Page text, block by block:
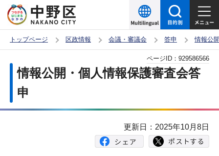
の
ー
トップページ 区政情報 会議・審議会 答申 情報公
か
情報公開・個人情報保護審査会答
申
ページID： 929586566
更新日：2025年10月8日